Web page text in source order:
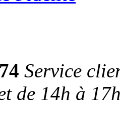
Service
de 14h à